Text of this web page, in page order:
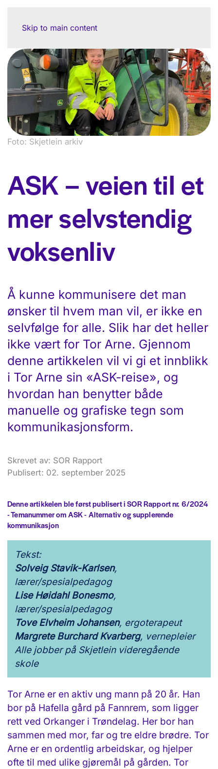
Skip to main content
Foto: Skjetlein arkiv
ASK – veien til et
mer selvstendig
voksenliv
Å kunne kommunisere det man
ønsker til hvem man vil, er ikke en
selvfølge for alle. Slik har det heller
ikke vært for Tor Arne. Gjennom
denne artikkelen vil vi gi et innblikk
i Tor Arne sin «ASK-reise», og
hvordan han benytter både
manuelle og grafiske tegn som
kommunikasjonsform.
Skrevet av: SOR Rapport
Publisert: 02. september 2025
Denne artikkelen ble først publisert i SOR Rapport nr. 6/2024
- Temanummer om ASK - Alternativ og supplerende
kommunikasjon
Tekst:
Solveig Stavik-Karlsen,
lærer/spesialpedagog
Lise Høidahl Bonesmo,
lærer/spesialpedagog
Tove Elvheim Johansen, ergoterapeut
Margrete Burchard Kvarberg, vernepleier
Alle jobber på Skjetlein videregående
skole
Tor Arne er en aktiv ung mann på 20 år. Han
bor på Hafella gård på Fannrem, som ligger
rett ved Orkanger i Trøndelag. Her bor han
sammen med mor, far og tre eldre brødre. Tor
Arne er en ordentlig arbeidskar, og hjelper
ofte til med ulike gjøremål på gården. Tor